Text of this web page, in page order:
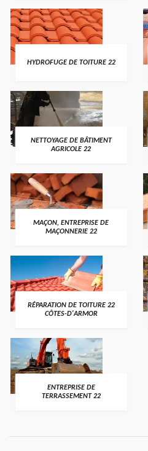
HYDROFUGE DE TOITURE 22
NETTOYAGE DE BÂTIMENT
AGRICOLE 22
MAÇON, ENTREPRISE DE
MAÇONNERIE 22
RÉPARATION DE TOITURE 22
CÔTES-D'ARMOR
ENTREPRISE DE
TERRASSEMENT 22